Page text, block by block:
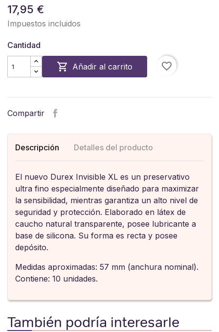
17,95 €
Impuestos incluidos
Cantidad
 Añadir al carrito favorite_border
Compartir
Descripción Detalles del producto
El nuevo Durex Invisible XL es un preservativo
ultra fino especialmente diseñado para maximizar
la sensibilidad, mientras garantiza un alto nivel de
seguridad y protección. Elaborado en látex de
caucho natural transparente, posee lubricante a
base de silicona. Su forma es recta y posee
depósito.
Medidas aproximadas: 57 mm (anchura nominal).
Contiene: 10 unidades.
También podría interesarle